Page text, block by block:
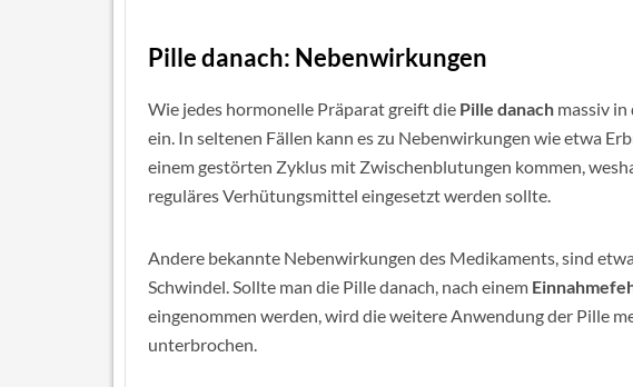
Pille danach: Nebenwirkungen
Wie jedes hormonelle Präparat greift die Pille danach massiv in
ein. In seltenen Fällen kann es zu Nebenwirkungen wie etwa
einem gestörten Zyklus mit Zwischenblutungen kommen,
reguläres Verhütungsmittel eingesetzt werden sollte.
Andere bekannte Nebenwirkungen des Medikaments, sind
Schwindel. Sollte man die Pille danach, nach einem
eingenommen werden, wird die weitere Anwendung der Pille
unterbrochen.